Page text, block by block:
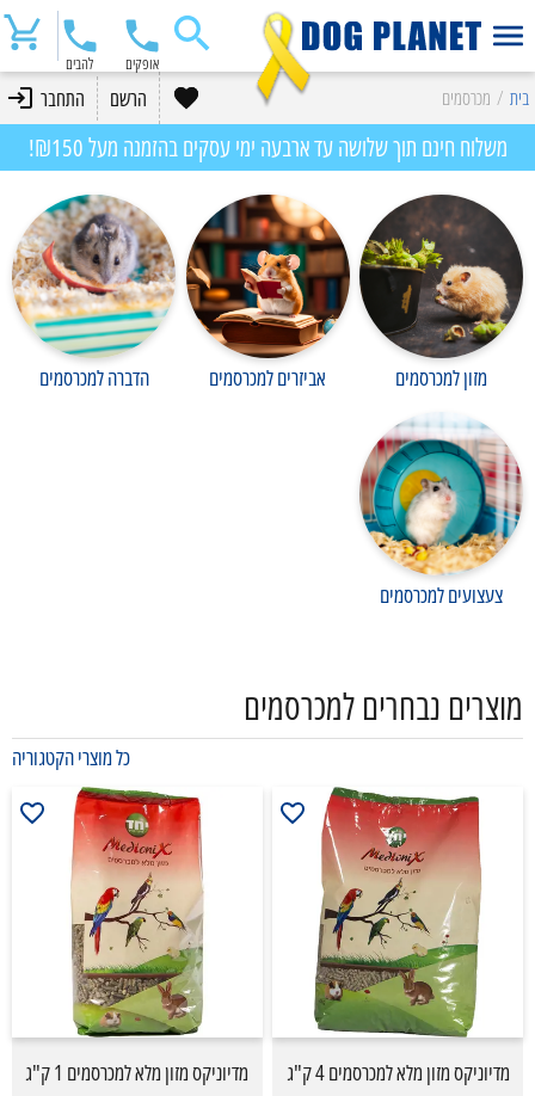
אופקים להבים
בית / מכרסמים הרשם התחבר
משלוח חינם תוך שלושה עד ארבעה ימי עסקים בהזמנה מעל ₪150!
מזון למכרסמים אביזרים למכרסמים הדברה למכרסמים
צעצועים למכרסמים
מוצרים נבחרים למכרסמים
כל מוצרי הקטגוריה
מדיוניקס מזון מלא למכרסמים 4 ק"ג מדיוניקס מזון מלא למכרסמים 1 ק"ג